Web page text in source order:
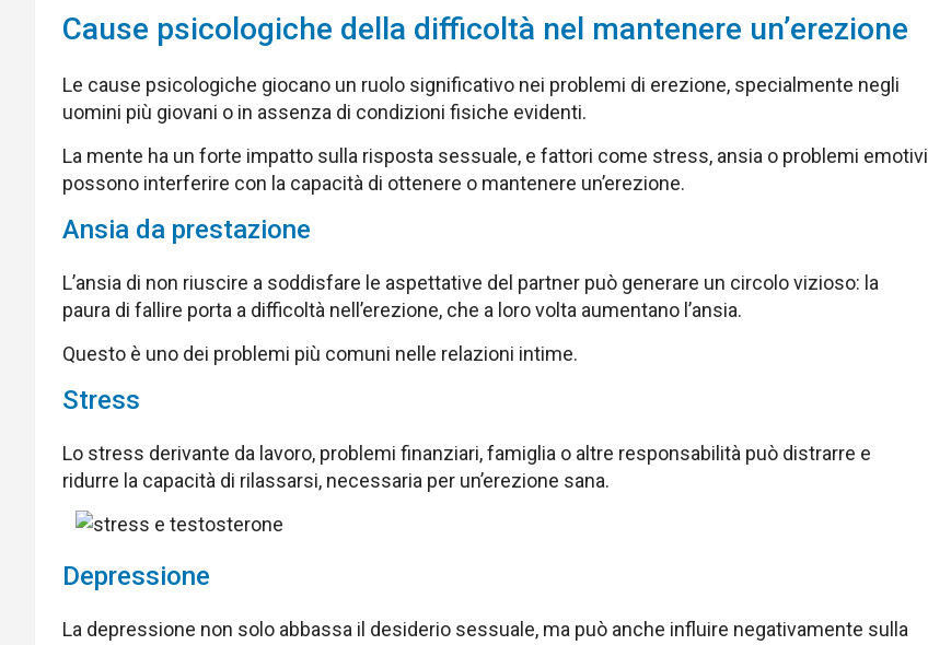
Cause psicologiche della difficoltà nel mantenere un’erezione
Le cause psicologiche giocano un ruolo significativo nei problemi di erezione, specialmente negli
uomini più giovani o in assenza di condizioni fisiche evidenti.
La mente ha un forte impatto sulla risposta sessuale, e fattori come stress, ansia o problemi emotivi
possono interferire con la capacità di ottenere o mantenere un’erezione.
Ansia da prestazione
L’ansia di non riuscire a soddisfare le aspettative del partner può generare un circolo vizioso: la
paura di fallire porta a difficoltà nell’erezione, che a loro volta aumentano l’ansia.
Questo è uno dei problemi più comuni nelle relazioni intime.
Stress
Lo stress derivante da lavoro, problemi finanziari, famiglia o altre responsabilità può distrarre e
ridurre la capacità di rilassarsi, necessaria per un’erezione sana.
Depressione
La depressione non solo abbassa il desiderio sessuale, ma può anche influire negativamente sulla